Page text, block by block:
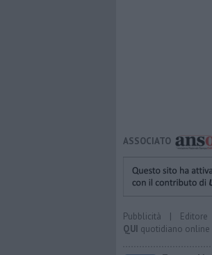
ASSOCIATO
Pubblicità | Editore
QUI quotidiano online